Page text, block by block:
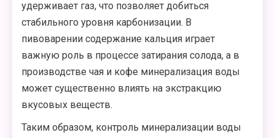
удерживает газ, что позволяет добиться
стабильного уровня карбонизации. В
пивоварении содержание кальция играет
важную роль в процессе затирания солода, а в
производстве чая и кофе минерализация воды
может существенно влиять на экстракцию
вкусовых веществ.
Таким образом, контроль минерализации воды